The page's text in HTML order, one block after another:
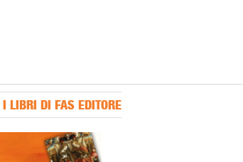
I LIBRI DI FAS EDITORE